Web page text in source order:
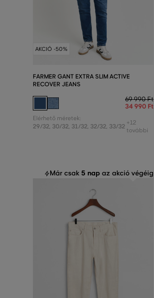
AKCIÓ -50%
FARMER GANT EXTRA SLIM ACTIVE
RECOVER JEANS
69 990 Ft
34 990 Ft
Elérhető méretek:
29/32, 30/32, 31/32, 32/32, 33/32 +12
további
Már csak 5 nap az akció végéig